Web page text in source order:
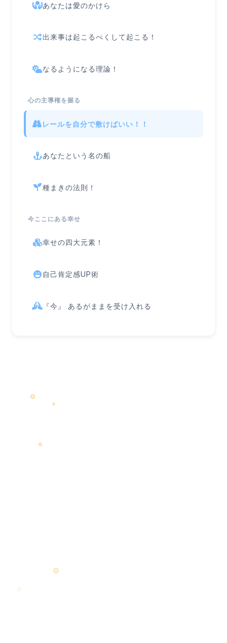
あなたは愛のかけら
出来事は起こるべくして起こる！
なるようになる理論！
心の主導権を握る
レールを自分で敷けばいい！！
あなたという名の船
種まきの法則！
今ここにある幸せ
幸せの四大元素！
自己肯定感UP術
『今』 あるがままを受け入れる